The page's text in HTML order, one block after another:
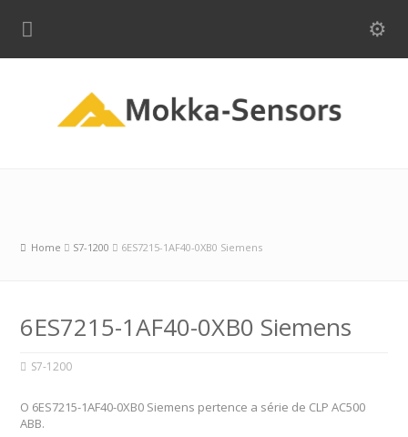
Home S7-1200 6ES7215-1AF40-0XB0 Siemens
6ES7215-1AF40-0XB0 Siemens
S7-1200
O 6ES7215-1AF40-0XB0 Siemens pertence a série de CLP AC500
ABB.